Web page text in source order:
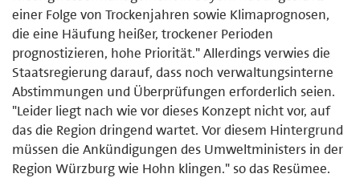
einer Folge von Trockenjahren sowie Klimaprognosen,
die eine Häufung heißer, trockener Perioden
prognostizieren, hohe Priorität." Allerdings verwies die
Staatsregierung darauf, dass noch verwaltungsinterne
Abstimmungen und Überprüfungen erforderlich seien.
"Leider liegt nach wie vor dieses Konzept nicht vor, auf
das die Region dringend wartet. Vor diesem Hintergrund
müssen die Ankündigungen des Umweltministers in der
Region Würzburg wie Hohn klingen." so das Resümee.